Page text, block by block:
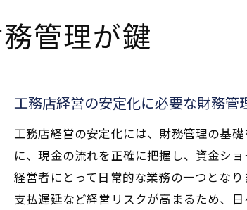
を支える資金繰りの工夫
経営で実践したい資金繰りの改善術
ョート防止に役立つ工務店経営の工夫
と入金管理で工務店経営を安定化
成が工務店経営を変える理由
経営に不可欠な財務諸表作成の基本
管理が鍵
工務店経営の安定化に必要な財務管
工務店経営の安定化には、財務管理の基
に、現金の流れを正確に把握し、資金シ
経営者にとって日常的な業務の一つとな
支払遅延など経営リスクが高まるため、